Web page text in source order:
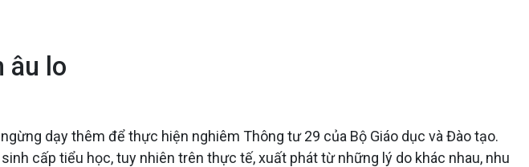
âu lo
dạy thêm để thực hiện nghiêm Thông tư 29 của Bộ Giáo dục và Đào tạo.
cấp tiểu học, tuy nhiên trên thực tế, xuất phát từ những lý do khác nhau, nhu